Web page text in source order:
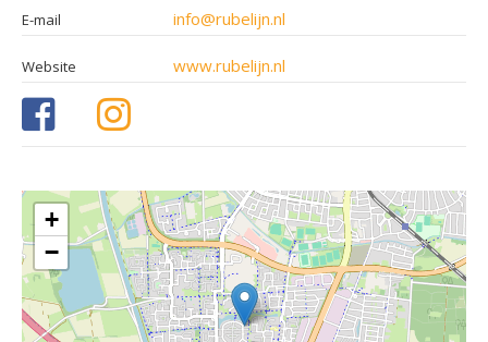
E-mail info@rubelijn.nl
Website www.rubelijn.nl
+
−